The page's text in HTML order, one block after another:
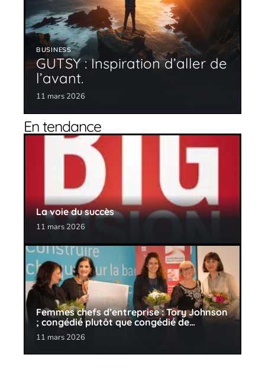
BUSINESS
GUTSY : Inspiration d’aller de
l’avant.
11 mars 2026
En tendance
La voie du succès
11 mars 2026
Femmes chefs d’entreprise : Tory Johnson
; congédié plutôt que congédié de…
11 mars 2026